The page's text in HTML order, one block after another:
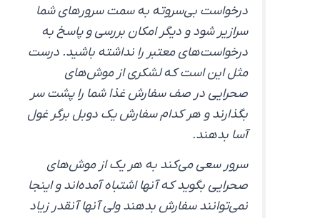
درخواست بی‌سروته به سمت سرورهای شما
سرازیر شود و دیگر امکان بررسی و پاسخ به
درخواست‌های معتبر را نداشته باشید. درست
مثل این است که لشکری از موش‌های
صحرایی در صف سفارش غذا شما را پشت سر
بگذارند و هر کدام سفارش یک دوبل برگر غول
آسا بدهند.
سرور سعی می‌کند به هر یک از موش‌های
صحرایی بگوید که آنها اشتباه آمده‌اند و اینجا
نمی‌توانند سفارش بدهند ولی آنها آنقدر زیاد